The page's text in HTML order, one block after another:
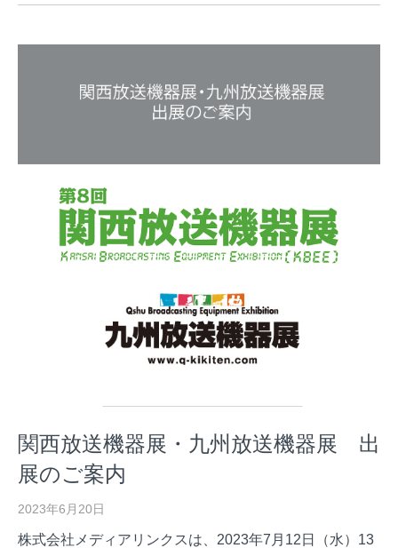
関西放送機器展・九州放送機器展 出
展のご案内
2023年6月20日
株式会社メディアリンクスは、2023年7月12日（水）13